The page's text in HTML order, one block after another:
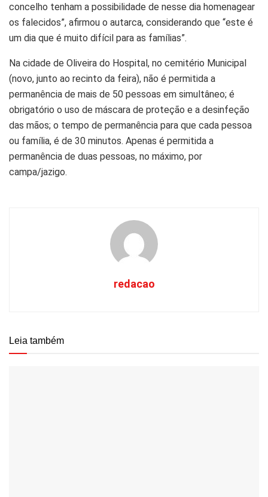
concelho tenham a possibilidade de nesse dia homenagear
os falecidos”, afirmou o autarca, considerando que “este é
um dia que é muito difícil para as famílias”.
Na cidade de Oliveira do Hospital, no cemitério Municipal
(novo, junto ao recinto da feira), não é permitida a
permanência de mais de 50 pessoas em simultâneo; é
obrigatório o uso de máscara de proteção e a desinfeção
das mãos; o tempo de permanência para que cada pessoa
ou família, é de 30 minutos. Apenas é permitida a
permanência de duas pessoas, no máximo, por
campa/jazigo.
redacao
Leia também